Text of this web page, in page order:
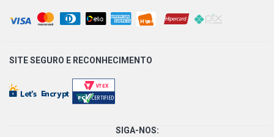
SITE SEGURO E RECONHECIMENTO
SIGA-NOS: